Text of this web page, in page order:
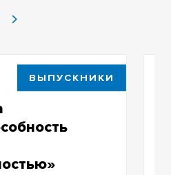
ВЫПУСКНИКИ